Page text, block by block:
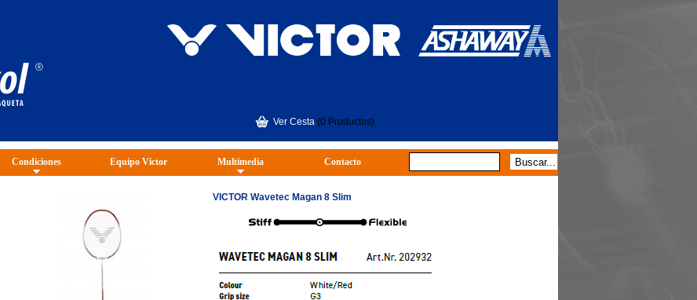
Condiciones Equipo Victor Multimedia Contacto
VICTOR Wavetec Magan 8 Slim
Ver Cesta (0 Productos)